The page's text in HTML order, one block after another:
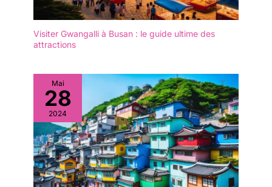
Visiter Gwangalli à Busan : le guide ultime des
attractions
Mai
28
2024